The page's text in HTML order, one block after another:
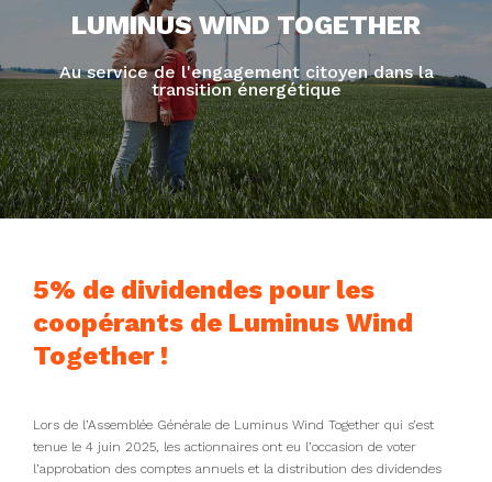
LUMINUS WIND TOGETHER
Au service de l'engagement citoyen dans la
transition énergétique
5% de dividendes pour les
coopérants de Luminus Wind
Together !
Lors de l’Assemblée Générale de Luminus Wind Together qui s’est
tenue le 4 juin 2025, les actionnaires ont eu l’occasion de voter
l’approbation des comptes annuels et la distribution des dividendes